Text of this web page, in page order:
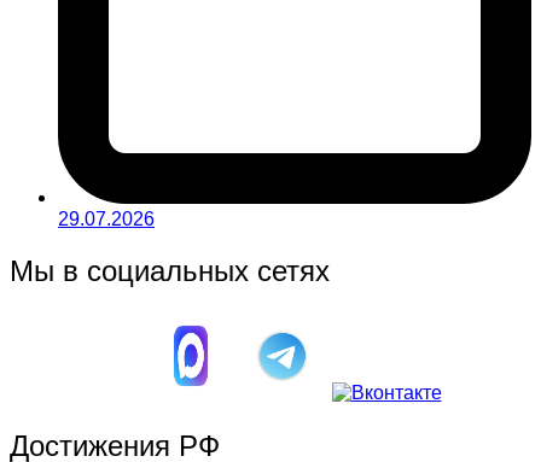
29.07.2026
Мы в социальных сетях
Достижения РФ